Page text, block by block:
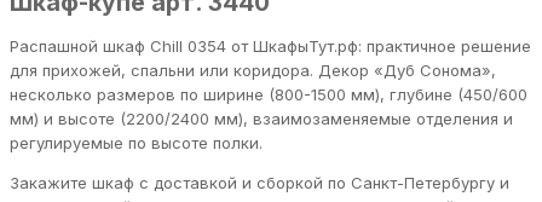
Распашной шкаф Chill 0354 от ШкафыТут.рф: практичное решение
для прихожей, спальни или коридора. Декор «Дуб Сонома»,
несколько размеров по ширине (800-1500 мм), глубине (450/600
мм) и высоте (2200/2400 мм), взаимозаменяемые отделения и
регулируемые по высоте полки.
Закажите шкаф с доставкой и сборкой по Санкт-Петербургу и